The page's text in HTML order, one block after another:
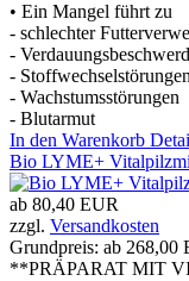
• Ein Mangel führt zu
- schlechter
-
- Stoffwechselstörungen
- Wachstumsstörungen
- Blutarmut
In den Warenkorb
Bio LYME+
ab 80,40 EUR
zzgl. Versandkosten
Grundpreis: ab 268,00
**PRÄPARAT MIT